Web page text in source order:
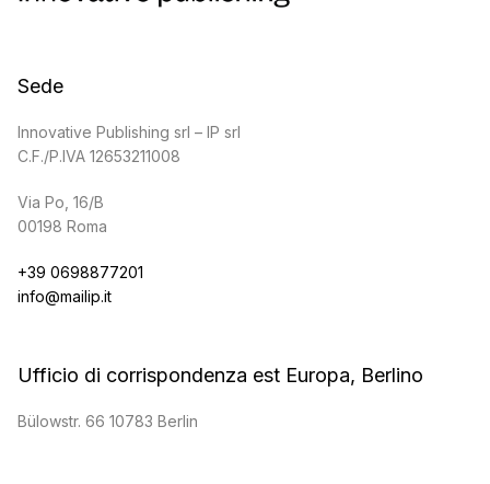
Sede
Innovative Publishing srl – IP srl
C.F./P.IVA 12653211008
Via Po, 16/B
00198 Roma
+39 0698877201
info@mailip.it
Ufficio di corrispondenza est Europa, Berlino
Bülowstr. 66 10783 Berlin